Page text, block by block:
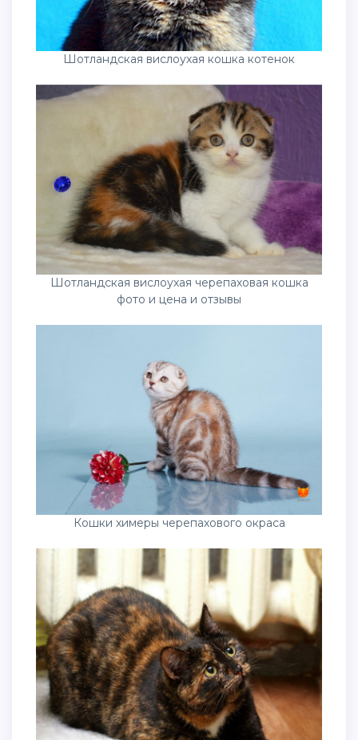
Шотландская вислоухая кошка котенок
Шотландская вислоухая черепаховая кошка
фото и цена и отзывы
Кошки химеры черепахового окраса